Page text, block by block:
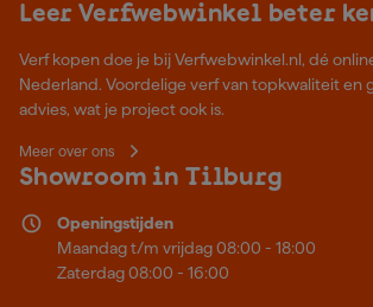
Leer Verfwebwinkel beter
Verf kopen doe je bij Verfwebwinkel.nl, dé
Nederland. Voordelige verf van topkwaliteit en
advies, wat je project ook is.
Meer over ons
Showroom in Tilburg
Openingstijden
Maandag t/m vrijdag 08:00 - 18:00
Zaterdag 08:00 - 16:00